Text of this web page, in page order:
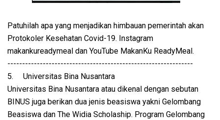
Patuhilah apa yang menjadikan himbauan pemerintah akan
Protokoler Kesehatan Covid-19. Instagram
makankureadymeal dan YouTube MakanKu ReadyMeal.
---------------------------------------------------------------
5.
Universitas Bina Nusantara
Universitas Bina Nusantara atau dikenal dengan sebutan
BINUS juga berikan dua jenis beasiswa yakni Gelombang
Beasiswa dan The Widia Scholaship. Program Gelombang